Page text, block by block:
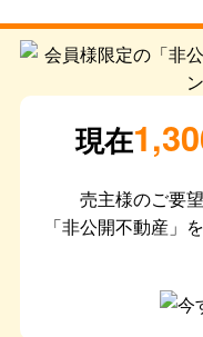
現在
売主様のご要
「非公開不動産」